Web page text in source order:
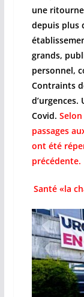
une
depuis plus
grands,
personnel,
Contraints
Covid.
passages
ont été
précédente.
Santé «la